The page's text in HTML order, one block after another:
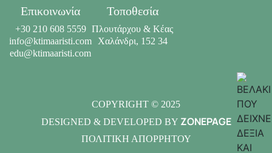
Επικοινωνία
+30 210 608 5559
info@ktimaaristi.com
edu@ktimaaristi.com
Τοποθεσία
Πλουτάρχου & Κέας
Χαλάνδρι, 152 34
DESIGNED & DEVELOPED BY ZONEPAGE
COPYRIGHT © 2025
ΠΟΛΙΤΙΚΗ ΑΠΟΡΡΗΤΟΥ